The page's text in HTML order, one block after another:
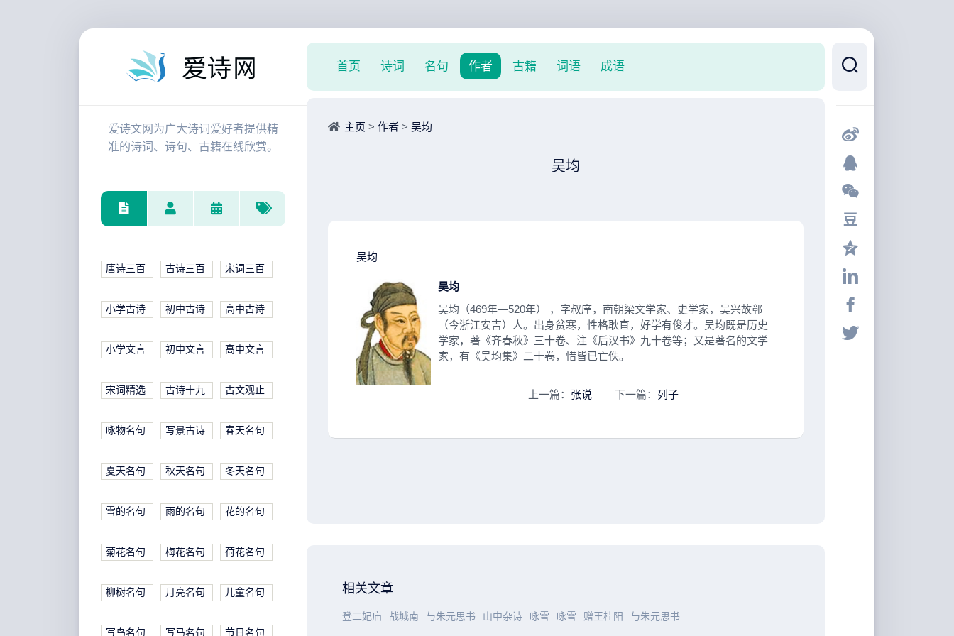
爱诗文网为广大诗词爱好者提供精
准的诗词、诗句、古籍在线欣赏。
唐诗三百 古诗三百 宋词三百
小学古诗 初中古诗 高中古诗
小学文言 初中文言 高中文言
宋词精选 古诗十九 古文观止
咏物名句 写景古诗 春天名句
夏天名句 秋天名句 冬天名句
雪的名句 雨的名句 花的名句
菊花名句 梅花名句 荷花名句
柳树名句 月亮名句 儿童名句
写鸟名句 写马名句 节日名句
首页 诗词 名句 作者 古籍 词语 成语
主页 > 作者 > 吴均
吴均
吴均
吴均
吴均（469年—520年） ，字叔庠，南朝梁文学家、史学家，吴兴故鄣
（今浙江安吉）人。出身贫寒，性格耿直，好学有俊才。吴均既是历史
学家，著《齐春秋》三十卷、注《后汉书》九十卷等；又是著名的文学
家，有《吴均集》二十卷，惜皆已亡佚。
上一篇： 张说 下一篇： 列子
相关文章
登二妃庙 战城南 与朱元思书 山中杂诗 咏雪 咏雪 赠王桂阳 与朱元思书